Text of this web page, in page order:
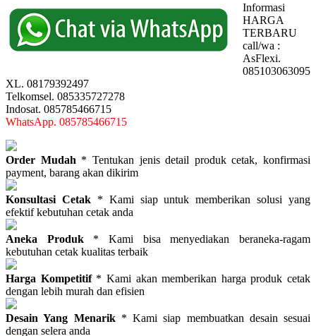
Informasi
HARGA
TERBARU
call/wa :
AsFlexi.
085103063095
XL. 08179392497
Telkomsel. 085335727278
Indosat. 085785466715
WhatsApp. 085785466715
Order Mudah * Tentukan jenis detail produk cetak, konfirmasi
payment, barang akan dikirim
Konsultasi Cetak* Kami siap untuk memberikan solusi yang
efektif kebutuhan cetak anda
Aneka Produk * Kami bisa menyediakan beraneka-ragam
kebutuhan cetak kualitas terbaik
Harga Kompetitif* Kami akan memberikan harga produk cetak
dengan lebih murah dan efisien
Desain Yang Menarik* Kami siap membuatkan desain sesuai
dengan selera anda